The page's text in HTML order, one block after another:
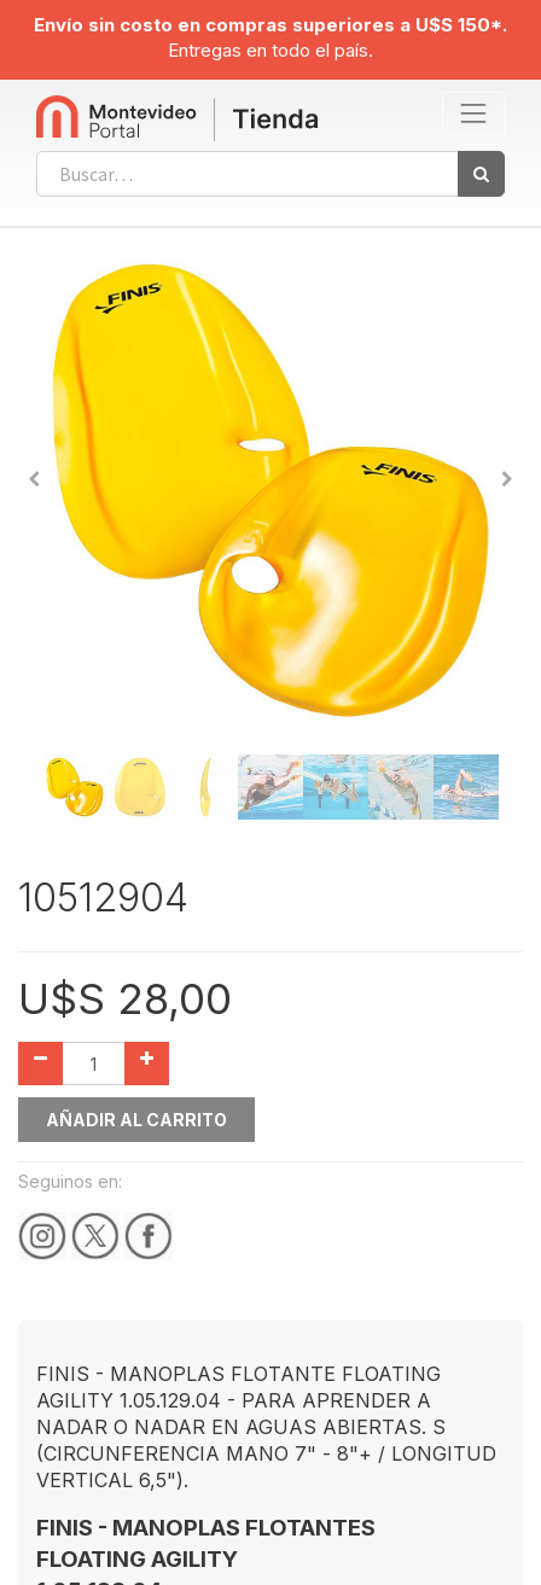
Envío sin costo en compras superiores a U$S 150*.
Entregas en todo el país.
10512904
U$S 28,00
AÑADIR AL CARRITO
Seguinos en:
FINIS - MANOPLAS FLOTANTE FLOATING
AGILITY 1.05.129.04 - PARA APRENDER A
NADAR O NADAR EN AGUAS ABIERTAS. S
(CIRCUNFERENCIA MANO 7" - 8"+ / LONGITUD
VERTICAL 6,5").
FINIS - MANOPLAS FLOTANTES
FLOATING AGILITY